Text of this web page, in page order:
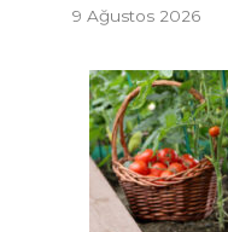
9 Ağustos 2026